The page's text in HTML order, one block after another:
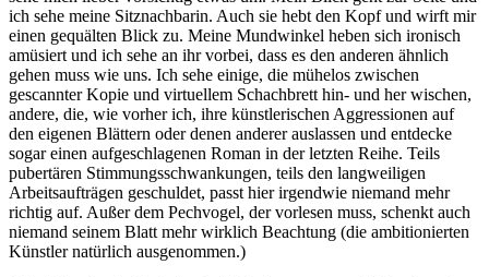
ich sehe meine Sitznachbarin. Auch sie hebt den Kopf und wirft mir
einen gequälten Blick zu. Meine Mundwinkel heben sich ironisch
amüsiert und ich sehe an ihr vorbei, dass es den anderen ähnlich
gehen muss wie uns. Ich sehe einige, die mühelos zwischen
gescannter Kopie und virtuellem Schachbrett hin- und her wischen,
andere, die, wie vorher ich, ihre künstlerischen Aggressionen auf
den eigenen Blättern oder denen anderer auslassen und entdecke
sogar einen aufgeschlagenen Roman in der letzten Reihe. Teils
pubertären Stimmungsschwankungen, teils den langweiligen
Arbeitsaufträgen geschuldet, passt hier irgendwie niemand mehr
richtig auf. Außer dem Pechvogel, der vorlesen muss, schenkt auch
niemand seinem Blatt mehr wirklich Beachtung (die ambitionierten
Künstler natürlich ausgenommen.)